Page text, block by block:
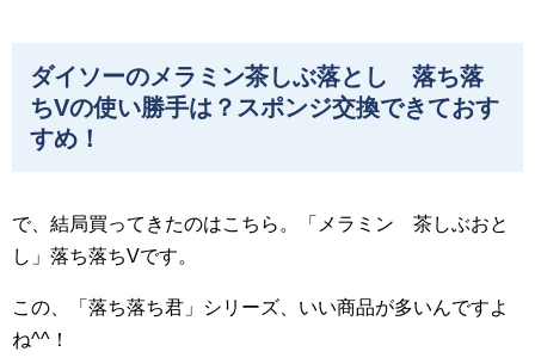
ダイソーのメラミン茶しぶ落とし 落ち落
ちVの使い勝手は？スポンジ交換できておす
すめ！
で、結局買ってきたのはこちら。「メラミン 茶しぶおと
し」落ち落ちVです。
この、「落ち落ち君」シリーズ、いい商品が多いんですよ
ね^^！